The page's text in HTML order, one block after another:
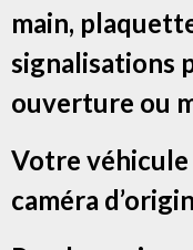
main,
signalisations
ouverture ou
Votre véhicule
caméra